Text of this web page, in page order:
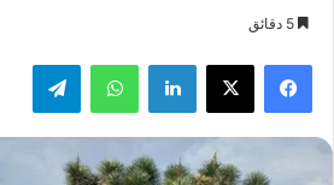
فيسبوك لينكدإن واتساب